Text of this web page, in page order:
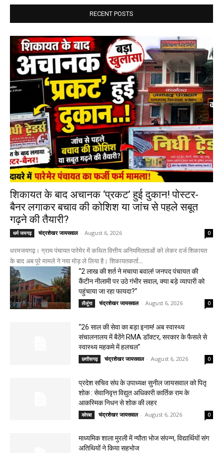
RECENT POSTS
शिकायत के बाद अचानक ‘प्रकट’ हुई दुकान! पोस्टर-
बैनर लगाकर बचाव की कोशिश या जांच से पहले सबूत
गढ़ने की तैयारी?
धर्म जयगढ़ चंद्रशेखर जायसवाल - August 6, 2026 0
धरमजयगढ़। ग्राम पंचायत पारेमेर में कथित वित्तीय अनियमितताओं को लेकर दर्ज शिकायत
के बाद अब पूरे मामले ने नया मोड़ ले लिया है। शिकायतकर्ता...
“2 लाख की शर्त ने मचाया बवाल! जनपद पंचायत की
कैंटीन नीलामी पर उठे गंभीर सवाल, क्या बड़े व्यापारी को
पहुंचाया जा रहा फायदा?”
लैलूंगा चंद्रशेखर जायसवाल - August 6, 2026 0
“26 साल की सेवा का बड़ा इनाम! अब स्वास्थ्य
संचालनालय में बैठेंगे RMA डॉक्टर, सरकार के फैसले से
स्वास्थ्य महकमे में हलचल”
छत्तीसगढ़ चंद्रशेखर जायसवाल - August 6, 2026 0
प्रदेश सचिव संघ के उपाध्यक्ष सुनील जायसवाल को पितृ
शोक : सेवानिवृत्त विद्युत अधिकारी कार्तिक राम के
आकस्मिक निधन से शोक की लहर
कोरबा चंद्रशेखर जायसवाल - August 6, 2026 0
माध्यमिक शाला मुरली में न्यौता भोज संपन्न, विद्यार्थियों संग
अतिथियों ने किया सहभोज